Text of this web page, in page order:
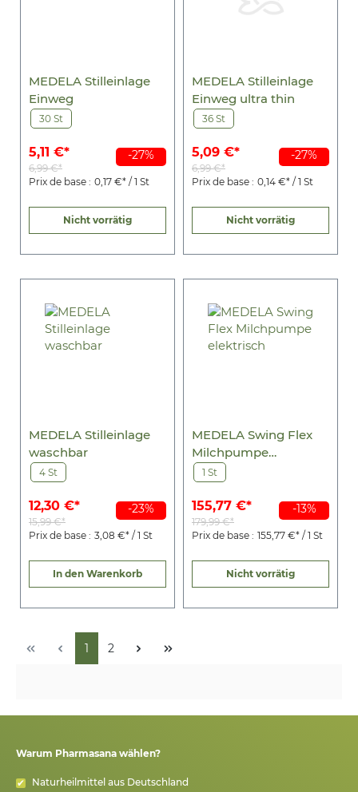
-27%
MEDELA Stilleinlage
Einweg
30 St
5,11 €*
6,99 €*
Prix de base : 0,17 €* / 1 St
Nicht vorrätig
-27%
MEDELA Stilleinlage
Einweg ultra thin
36 St
5,09 €*
6,99 €*
Prix de base : 0,14 €* / 1 St
Nicht vorrätig
-23%
MEDELA Stilleinlage
waschbar
4 St
12,30 €*
15,99 €*
Prix de base : 3,08 €* / 1 St
In den Warenkorb
-13%
MEDELA Swing Flex
Milchpumpe
elektrisch
1 St
155,77 €*
179,99 €*
Prix de base : 155,77 €* / 1 St
Nicht vorrätig
1 2
Warum Pharmasana wählen?
Naturheilmittel aus Deutschland